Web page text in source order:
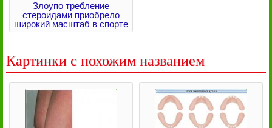
Злоупо требление
стероидами приобрело
широкий масштаб в спорте
Картинки с похожим названием